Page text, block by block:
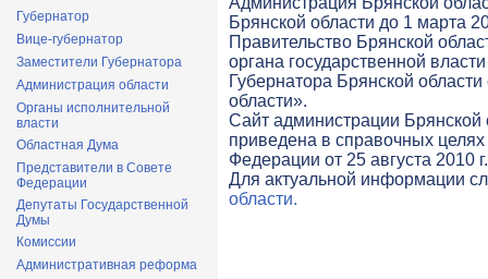
Губернатор
Вице-губернатор
Заместители Губернатора
Администрация области
Органы исполнительной
власти
Областная Дума
Представители в Совете
Федерации
Депутаты Государственной
Думы
Комиссии
Административная реформа
Брянской области до 1 марта
Правительство Брянской
органа государственной
Губернатора Брянской
области».
Cайт администрации
приведена в справочных целях
Федерации от 25 августа 2010
Для актуальной информации
области.